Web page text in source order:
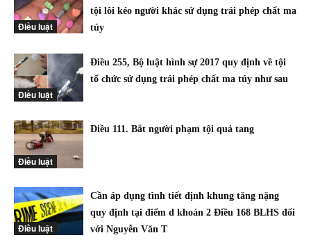
Điều luật
tội lôi kéo người khác sử dụng trái phép chất ma
túy
Điều luật
Điều 255, Bộ luật hình sự 2017 quy định về tội
tổ chức sử dụng trái phép chất ma túy như sau
Điều luật
Điều 111. Bắt người phạm tội quả tang
Điều luật
Cần áp dụng tình tiết định khung tăng nặng
quy định tại điểm d khoản 2 Điều 168 BLHS đối
với Nguyễn Văn T